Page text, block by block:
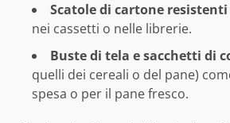
Scatole di cartone resistenti
nei cassetti o nelle librerie.
Buste di tela e sacchetti di
quelli dei cereali o del pane)
spesa o per il pane fresco.